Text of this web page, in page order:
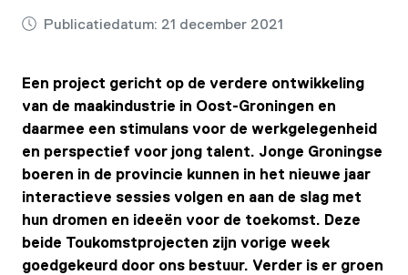
Publicatiedatum: 21 december 2021
Een project gericht op de verdere ontwikkeling
van de maakindustrie in Oost-Groningen en
daarmee een stimulans voor de werkgelegenheid
en perspectief voor jong talent. Jonge Groningse
boeren in de provincie kunnen in het nieuwe jaar
interactieve sessies volgen en aan de slag met
hun dromen en ideeën voor de toekomst. Deze
beide Toukomstprojecten zijn vorige week
goedgekeurd door ons bestuur. Verder is er groen